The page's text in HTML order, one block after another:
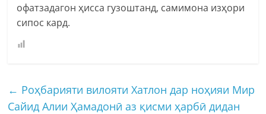
офатзадагон ҳисса гузоштанд, самимона изҳори
сипос кард.
← Роҳбарияти вилояти Хатлон дар ноҳияи Мир
Сайид Алии Ҳамадонӣ аз қисми ҳарбӣ дидан